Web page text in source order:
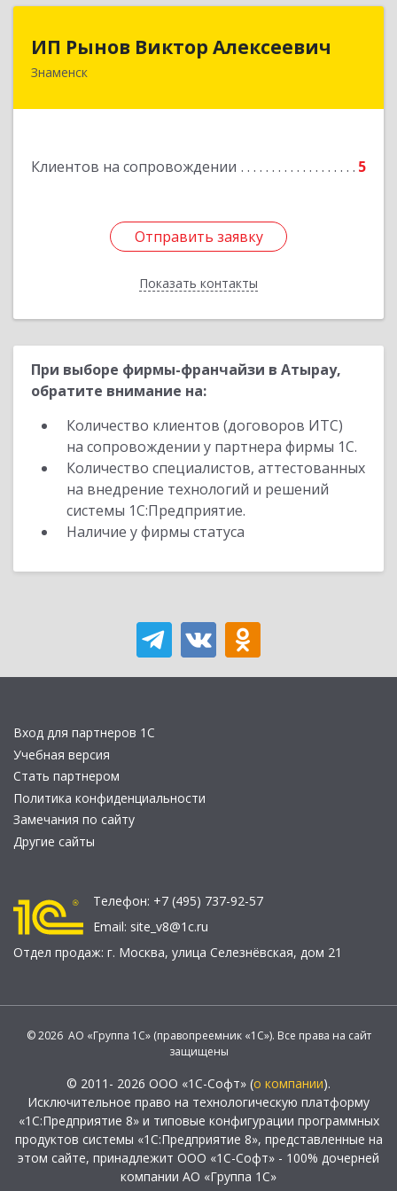
ИП Рынов Виктор Алексеевич
Знаменск
Клиентов на сопровождении 5
Отправить заявку
Показать контакты
Отправить заявку
Назад
При выборе фирмы-франчайзи в Атырау,
обратите внимание на:
Количество клиентов (договоров ИТС)
на сопровождении у партнера фирмы 1С.
Количество специалистов, аттестованных
на внедрение технологий и решений
системы 1С:Предприятие.
Наличие у фирмы статуса
Вход для партнеров 1С
Учебная версия
Стать партнером
Политика конфиденциальности
Замечания по сайту
Другие сайты
Телефон: +7 (495) 737-92-57
Email: site_v8@1c.ru
Отдел продаж: г. Москва, улица Селезнёвская, дом 21
© 2026 АО «Группа 1С» (правопреемник «1С»). Все права на сайт
защищены
© 2011- 2026 ООО «1С-Софт» (о компании).
Исключительное право на технологическую платформу
«1С:Предприятие 8» и типовые конфигурации программных
продуктов системы «1С:Предприятие 8», представленные на
этом сайте, принадлежит ООО «1С-Софт» - 100% дочерней
компании АО «Группа 1С»